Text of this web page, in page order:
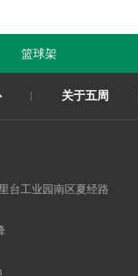
篮球架
关于五周
台工业园南区夏经路